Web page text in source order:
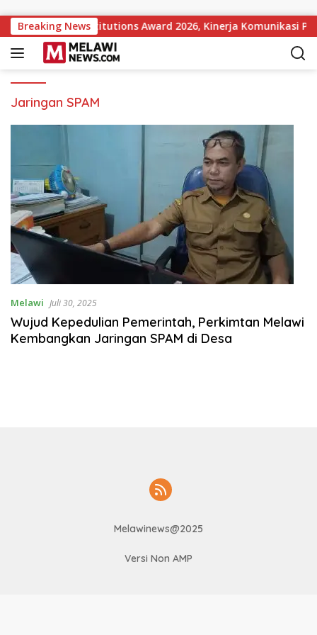
Breaking News
Government Institutions Award 2026, Kinerja Komunikasi
Jaringan SPAM
Melawi Juli 30, 2025
Wujud Kepedulian Pemerintah, Perkimtan Melawi
Kembangkan Jaringan SPAM di Desa
Melawinews@2025
Versi Non AMP